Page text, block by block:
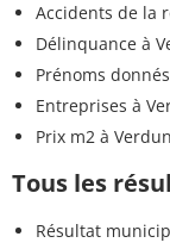
Accidents de la
Délinquance à
Prénoms
Entreprises à
Prix m2 à Verdun
Tous les
Résultat